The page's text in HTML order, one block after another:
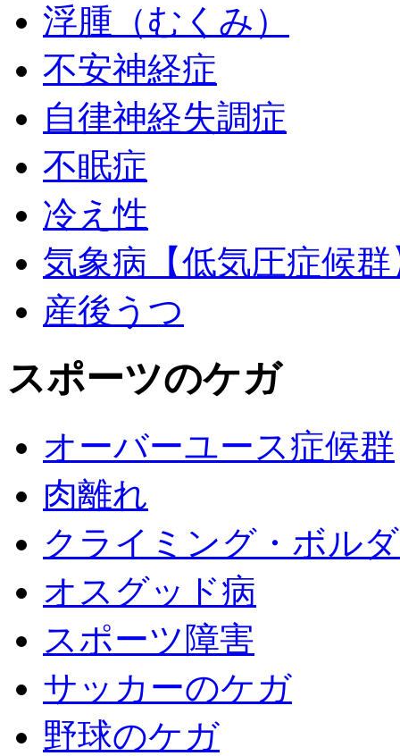
浮腫（むくみ）
不安神経症
自律神経失調症
不眠症
冷え性
気象病【低気圧症候群
産後うつ
スポーツのケガ
オーバーユース症候群
肉離れ
クライミング・ボル
オスグッド病
スポーツ障害
サッカーのケガ
野球のケガ